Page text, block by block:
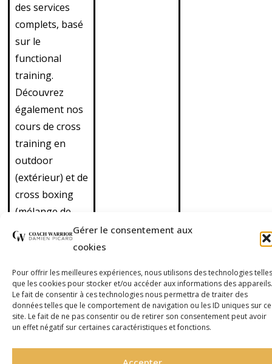
Gérer le consentement aux
cookies
Pour offrir les meilleures expériences, nous utilisons des technologies telles
que les cookies pour stocker et/ou accéder aux informations des appareils.
Le fait de consentir à ces technologies nous permettra de traiter des
données telles que le comportement de navigation ou les ID uniques sur ce
site. Le fait de ne pas consentir ou de retirer son consentement peut avoir
un effet négatif sur certaines caractéristiques et fonctions.
des services
complets, basé
sur le
functional
training.
Découvrez
également nos
cours de cross
training en
outdoor
(extérieur) et de
cross boxing
(mélange de
functional
training et de
©2016-2026 Coach Warrior
Mentions Légales
Site réalisé parPandora
Communication, agence web à